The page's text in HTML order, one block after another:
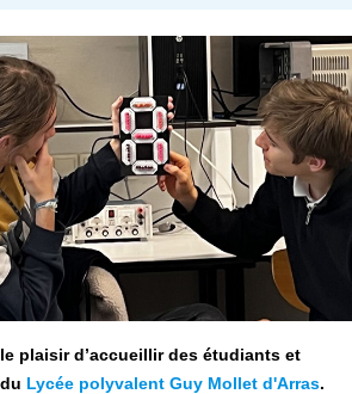
le plaisir d’accueillir des étudiants et
Lycée polyvalent Guy Mollet d'Arras.